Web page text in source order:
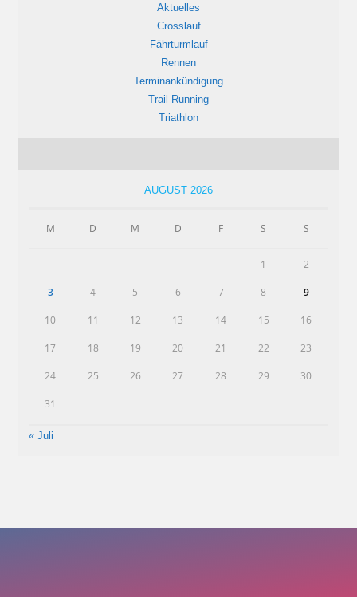
Aktuelles
Crosslauf
Fährturmlauf
Rennen
Terminankündigung
Trail Running
Triathlon
AUGUST 2026
M D M D F S S
1 2
3 4 5 6 7 8 9
10 11 12 13 14 15 16
17 18 19 20 21 22 23
24 25 26 27 28 29 30
31
« Juli